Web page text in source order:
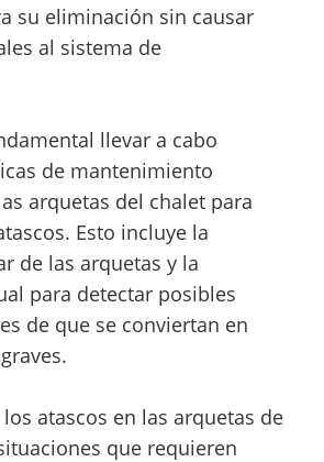
su eliminación sin causar
al sistema de
llevar a cabo
de mantenimiento
arquetas del chalet para
Esto incluye la
de las arquetas y la
para detectar posibles
de que se conviertan en
atascos en las arquetas de
que requieren